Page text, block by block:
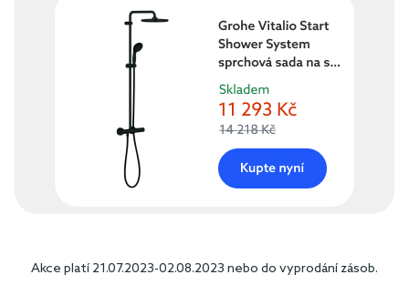
Akce platí 21.07.2023-02.08.2023 nebo do vyprodání zásob.